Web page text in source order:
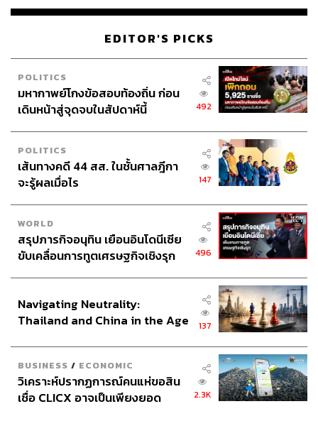
EDITOR'S PICKS
POLITICS
มหากาพย์โกงข้อสอบท้องถิ่น ก่อน
เดินหน้าสู่จุดจบในสัปดาห์นี้
492
POLITICS
เส้นทางคดี 44 สส. ในชั้นศาลฎีกา
จะรู้ผลเมื่อไร
147
WORLD
สรุปภารกิจอนุทิน เยือนอินโดนีเซีย
ขับเคลื่อนการทูตเศรษฐกิจเชิงรุก
496
Navigating Neutrality:
Thailand and China in the Age
137
BUSINESS / ECONOMIC
วิเคราะห์ปรากฏการณ์คนแห่ขอสิน
เชื่อ CLICX อาจเป็นเพียงยอด
2.3K